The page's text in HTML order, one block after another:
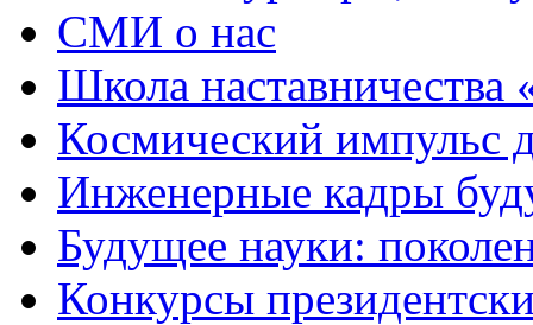
СМИ о нас
Школа
Космический импульс
Инженерные кадры
Будущее науки:
Конкурсы